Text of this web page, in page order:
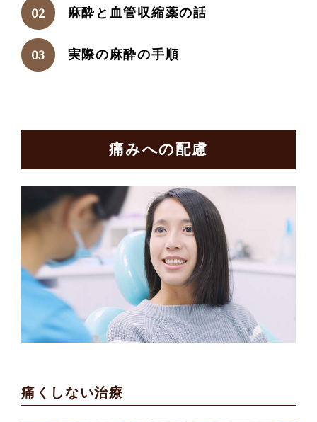
麻酔と血管収縮薬の話
実際の麻酔の手順
痛みへの配慮
痛くしない治療